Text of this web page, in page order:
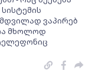
ვაპირებ
მხოლოდ